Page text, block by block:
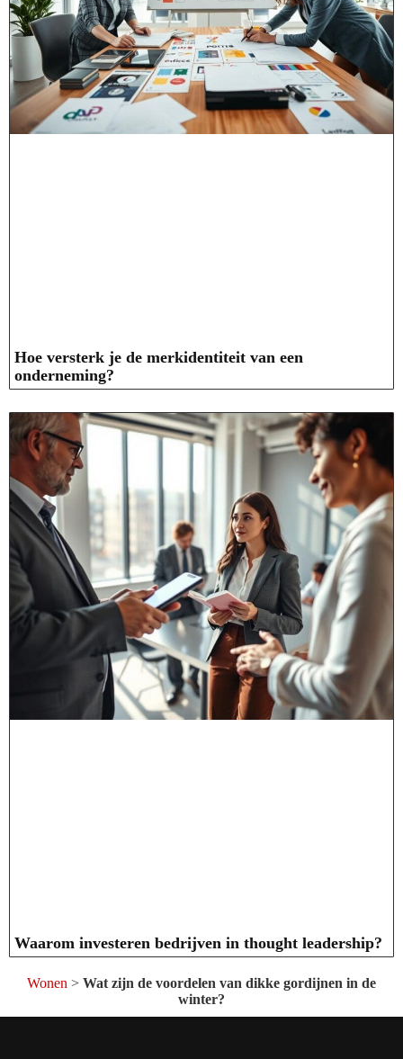
Hoe versterk je de merkidentiteit van een
onderneming?
Waarom investeren bedrijven in thought leadership?
Wonen > Wat zijn de voordelen van dikke gordijnen in de
winter?